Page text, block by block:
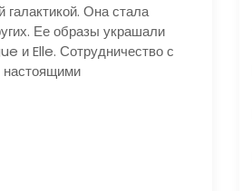
Она стала
Ее образы украшали
и Elle. Сотрудничество с